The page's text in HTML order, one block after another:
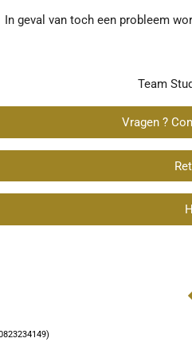
In geval van toch een probleem
Team
Vragen ?